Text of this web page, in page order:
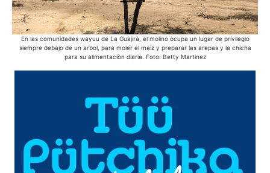
En las comunidades wayuu de La Guajira, el molino ocupa un lugar de privilegio
siempre debajo de un arbol, para moler el maiz y preparar las arepas y la chicha
para su alimentaciòn diaria. Foto: Betty Martinez